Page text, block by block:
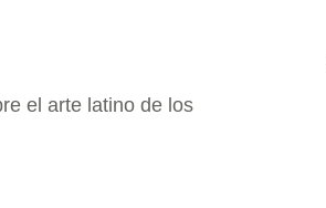
el arte latino de los